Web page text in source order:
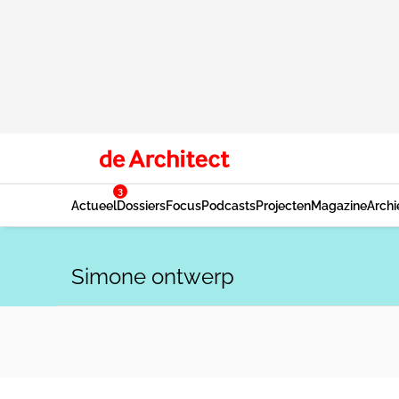
Actueel
3
DossiersFocusPodcastsProjectenMagazine
Simone ontwerp